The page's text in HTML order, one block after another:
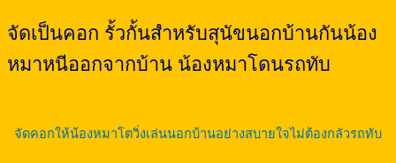
จัดเป็นคอก รั้วกั้นสำหรับสุนัขนอกบ้านกันน้อง
หมาหนีออกจากบ้าน น้องหมาโดนรถทับ
จัดคอกให้น้องหมาโตวิ่งเล่นนอกบ้านอย่างสบายใจไม่ต้องกลัวรถทับ